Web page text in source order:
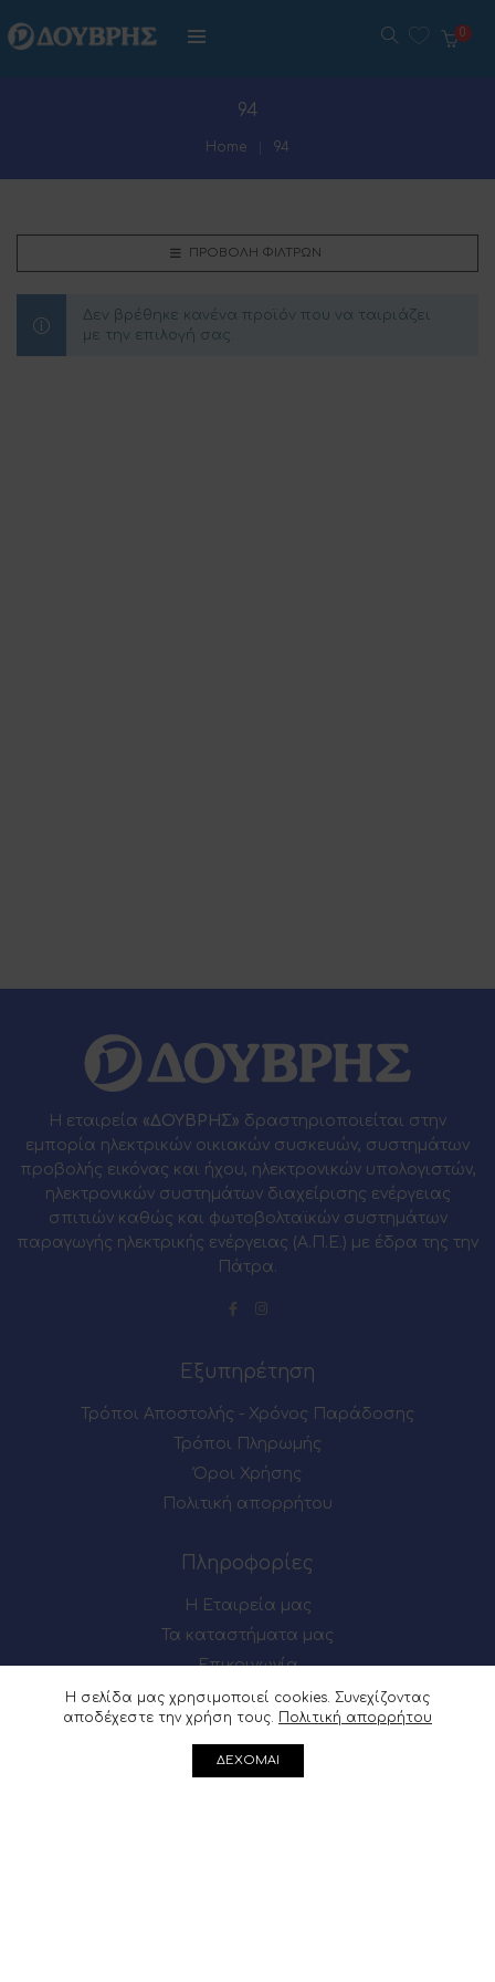
94
Home 94
ΠΡΟΒΟΛΉ ΦΊΛΤΡΩΝ
Δεν βρέθηκε κανένα προϊόν που να ταιριάζει
με την επιλογή σας.
Η εταιρεία «ΔΟΥΒΡΗΣ» δραστηριοποιείται στην
εμπορία ηλεκτρικών οικιακών συσκευών, συστημάτων
προβολής εικόνας και ήχου, ηλεκτρονικών υπολογιστών,
ηλεκτρονικών συστημάτων διαχείρισης ενέργειας
σπιτιών καθώς και φωτοβολταϊκών συστημάτων
παραγωγής ηλεκτρικής ενέργειας (Α.Π.Ε.) με έδρα της την
Πάτρα.
Εξυπηρέτηση
Τρόποι Αποστολής - Χρόνος Παράδοσης
Τρόποι Πληρωμής
Όροι Χρήσης
Πολιτική απορρήτου
Πληροφορίες
Η Εταιρεία μας
Τα καταστήματα μας
Επικοινωνία
Πως θα μας βρείτε
Μαιζώνος 54-56, Πάτρα
Η σελίδα μας χρησιμοποιεί cookies. Συνεχίζοντας
αποδέχεστε την χρήση τους. Πολιτική απορρήτου
ΔΕΧΟΜΑΙ